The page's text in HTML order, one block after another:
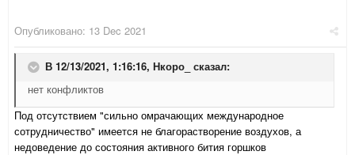
Опубликовано: 13 Dec 2021
В 12/13/2021, 1:16:16, Нкоро_ сказал:
нет конфликтов
Под отсутствием "сильно омрачающих международное
сотрудничество" имеется не благорастворение воздухов, а
недоведение до состояния активного бития горшков